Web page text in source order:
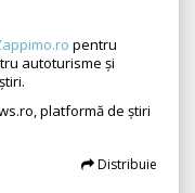
pentru
autoturisme și
platformă de știri
Distribuie